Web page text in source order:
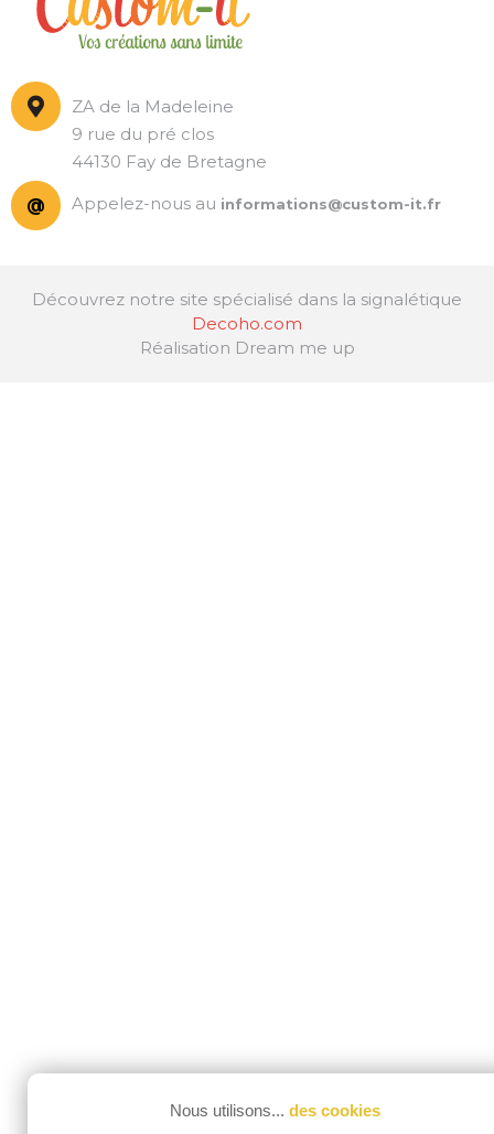
ZA de la Madeleine
9 rue du pré clos
44130 Fay de Bretagne
@ Appelez-nous au informations@custom-it.fr
Nous utilisons... des cookies
Découvrez notre site spécialisé dans la signalétique
Decoho.com
Réalisation Dream me up